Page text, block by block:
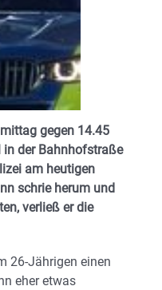
gegen 14.45
in der Bahnhofstraße
am heutigen
schrie herum und
verließ er die
26-Jährigen einen
eher etwas